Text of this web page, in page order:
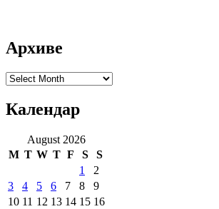
Архиве
Архиве
Календар
August 2026
M T W T F S
S
1
2
3
4 5 6 7 8
9
10 11 12 13 14 15 16